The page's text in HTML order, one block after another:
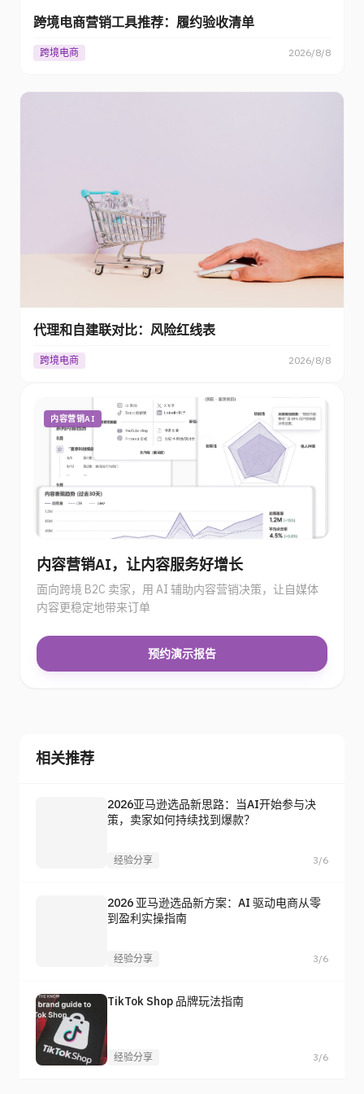
跨境电商营销工具推荐：履约验收清单
跨境电商 2026/8/8
代理和自建联对比：风险红线表
跨境电商 2026/8/8
内容营销AI
内容营销AI，让内容服务好增长
面向跨境 B2C 卖家，用 AI 辅助内容营销决策，让自媒体
内容更稳定地带来订单
预约演示报告
相关推荐
2026亚马逊选品新思路：当AI开始参与决
策，卖家如何持续找到爆款？
经验分享 3/6
2026 亚马逊选品新方案：AI 驱动电商从零
到盈利实操指南
经验分享 3/6
TikTok Shop 品牌玩法指南
经验分享 3/6